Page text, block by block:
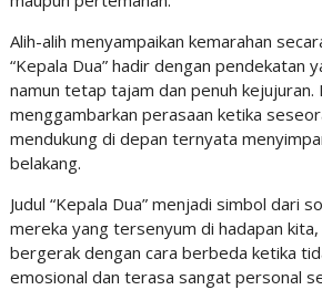
Alih-alih menyampaikan kemarahan
“Kepala Dua” hadir dengan pendekatan
namun tetap tajam dan penuh kejujuran.
menggambarkan perasaan ketika
mendukung di depan ternyata
belakang.
Judul “Kepala Dua” menjadi simbol dari
mereka yang tersenyum di hadapan
bergerak dengan cara berbeda ketika
emosional dan terasa sangat personal